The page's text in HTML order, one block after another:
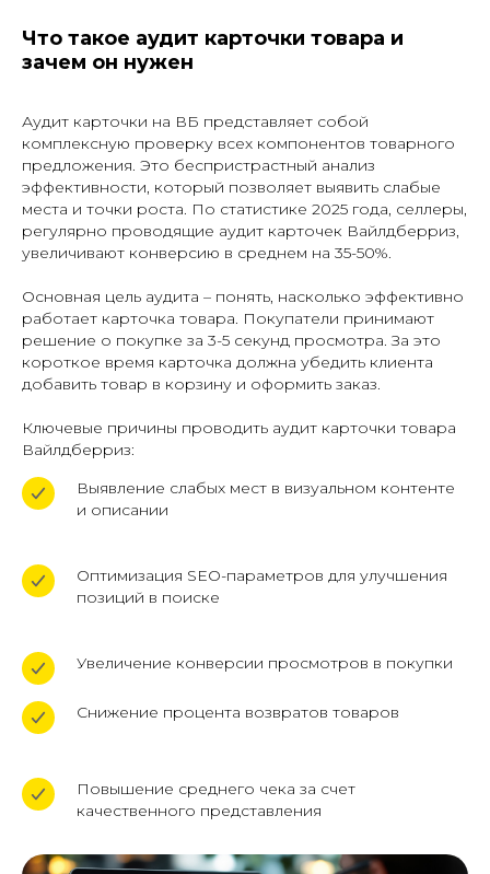
Что такое аудит карточки товара и
зачем он нужен
Аудит карточки на ВБ представляет собой
комплексную проверку всех компонентов товарного
предложения. Это беспристрастный анализ
эффективности, который позволяет выявить слабые
места и точки роста. По статистике 2025 года, селлеры,
регулярно проводящие аудит карточек Вайлдберриз,
увеличивают конверсию в среднем на 35-50%.
Основная цель аудита – понять, насколько эффективно
работает карточка товара. Покупатели принимают
решение о покупке за 3-5 секунд просмотра. За это
короткое время карточка должна убедить клиента
добавить товар в корзину и оформить заказ.
Ключевые причины проводить аудит карточки товара
Вайлдберриз:
Выявление слабых мест в визуальном контенте
и описании
Оптимизация SEO-параметров для улучшения
позиций в поиске
Увеличение конверсии просмотров в покупки
Снижение процента возвратов товаров
Повышение среднего чека за счет
качественного представления